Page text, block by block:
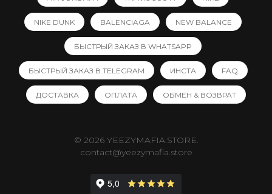
NIKE DUNK BALENCIAGA NEW BALANCE
БЫСТРЫЙ ЗАКАЗ В WHATSAPP
БЫСТРЫЙ ЗАКАЗ В TELEGRAM ИНСТА FAQ
ДОСТАВКА ОПЛАТА ОБМЕН & ВОЗВРАТ
© 2026 YEEZYMAFIA.STORE.
contact@yeezymafia.store